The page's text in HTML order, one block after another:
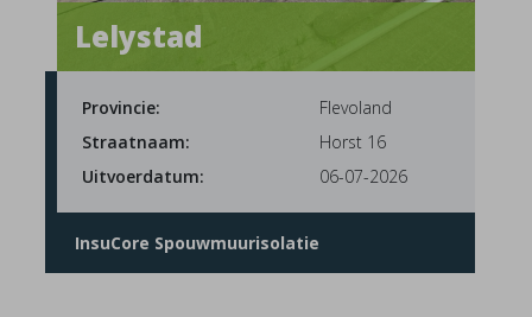
Lelystad
Provincie:
Flevoland
Straatnaam:
Horst 16
Uitvoerdatum:
06-07-2026
InsuCore Spouwmuurisolatie